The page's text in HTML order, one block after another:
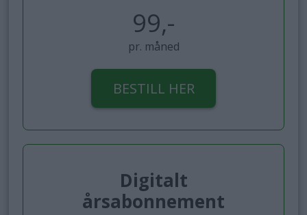
99,-
pr. måned
BESTILL HER
Digitalt
årsabonnement